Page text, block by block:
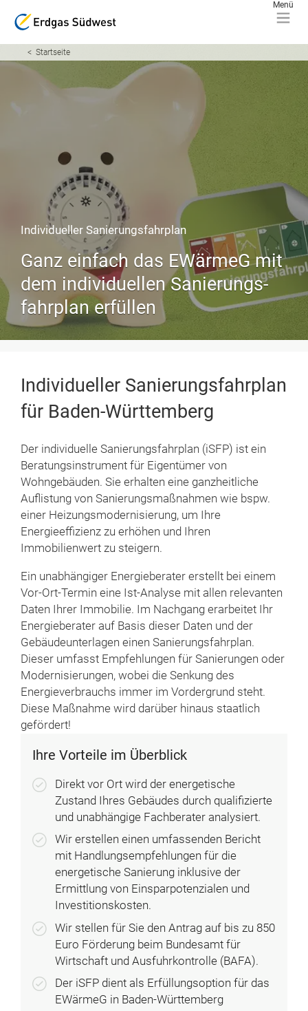
Startseite
Individueller Sanierungsfahrplan
Ganz einfach das EWärmeG mit
dem individuellen Sanierungs­
fahrplan erfüllen
Individueller Sanierungsfahrplan
für Baden-Württemberg
Der individuelle Sanierungsfahrplan (iSFP) ist ein
Beratungsinstrument für Eigentümer von
Wohngebäuden. Sie erhalten eine ganzheitliche
Auflistung von Sanierungsmaßnahmen wie bspw.
einer Heizungsmodernisierung, um Ihre
Energieeffizienz zu erhöhen und Ihren
Immobilienwert zu steigern.
Ein unabhängiger Energieberater erstellt bei einem
Vor-Ort-Termin eine Ist-Analyse mit allen relevanten
Daten Ihrer Immobilie. Im Nachgang erarbeitet Ihr
Energieberater auf Basis dieser Daten und der
Gebäudeunterlagen einen Sanierungsfahrplan.
Dieser umfasst Empfehlungen für Sanierungen oder
Modernisierungen, wobei die Senkung des
Energieverbrauchs immer im Vordergrund steht.
Diese Maßnahme wird darüber hinaus staatlich
gefördert!
Ihre Vorteile im Überblick
Direkt vor Ort wird der energetische
Zustand Ihres Gebäudes durch qualifizierte
und unabhängige Fach­berater analysiert.
Wir erstellen einen umfassenden Bericht
mit Handlungs­empfehlungen für die
energetische Sanierung inklusive der
Ermittlung von Einspar­potenzialen und
Investitionskosten.
Wir stellen für Sie den Antrag auf bis zu 850
Euro Förderung beim Bundesamt für
Wirtschaft und Ausfuhr­kontrolle (BAFA).
Der iSFP dient als Erfüllungsoption für das
EWärmeG in Baden-Württemberg